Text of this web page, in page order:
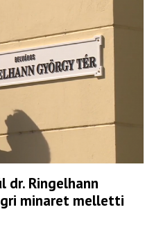
dr. Ringelhann
minaret melletti